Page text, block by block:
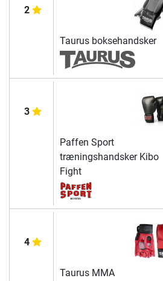
2
Taurus boksehandsker
3
Paffen Sport
træningshandsker Kibo
Fight
4
Taurus MMA